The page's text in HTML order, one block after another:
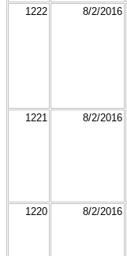
1222 8/2/2016
1221 8/2/2016
1220 8/2/2016